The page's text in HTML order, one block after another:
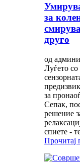
за
друго
од
Луѓето
за
Сепак,
решение
спиете -
Прочитај